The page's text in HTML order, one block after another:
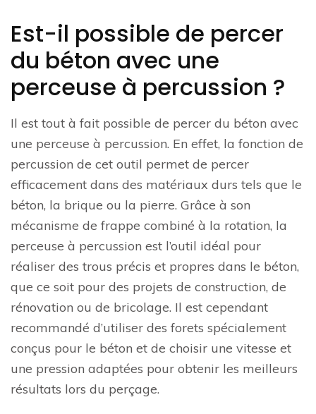
Est-il possible de percer
du béton avec une
perceuse à percussion ?
Il est tout à fait possible de percer du béton avec
une perceuse à percussion. En effet, la fonction de
percussion de cet outil permet de percer
efficacement dans des matériaux durs tels que le
béton, la brique ou la pierre. Grâce à son
mécanisme de frappe combiné à la rotation, la
perceuse à percussion est l’outil idéal pour
réaliser des trous précis et propres dans le béton,
que ce soit pour des projets de construction, de
rénovation ou de bricolage. Il est cependant
recommandé d’utiliser des forets spécialement
conçus pour le béton et de choisir une vitesse et
une pression adaptées pour obtenir les meilleurs
résultats lors du perçage.